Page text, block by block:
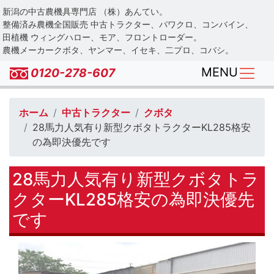
Skip
to
main
content
新潟の中古農機具専門店 （株）あんてい。
整備済み農機全国販売 中古トラクター、パワクロ、コンバイン、
田植機 ウィングハロー、モア、フロントローダー。
農機メーカークボタ、ヤンマー、イセキ、二プロ、コバシ。
0120-278-607 MENU
ホーム 中古トラクター
クボタ
28馬力人気有り新型クボタトラクターKL285格安
の為即決優先です
28馬力人気有り新型クボタトラ
クターKL285格安の為即決優先
です